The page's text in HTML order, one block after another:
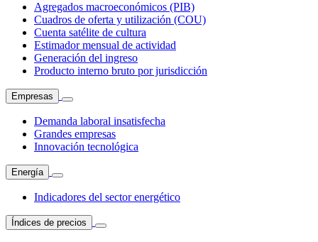
Agregados macroeconómicos (PIB)
Cuadros de oferta y utilización (COU)
Cuenta satélite de cultura
Estimador mensual de actividad
Generación del ingreso
Producto interno bruto por jurisdicción
Empresas
Demanda laboral insatisfecha
Grandes empresas
Innovación tecnológica
Energía
Indicadores del sector energético
Índices de precios